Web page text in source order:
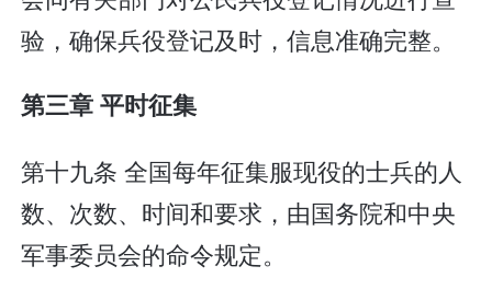
验，确保兵役登记及时，信息准确完整。
第三章 平时征集
第十九条 全国每年征集服现役的士兵的人
数、次数、时间和要求，由国务院和中央
军事委员会的命令规定。